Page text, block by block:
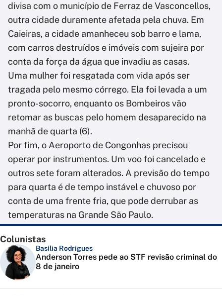
divisa com o município de Ferraz de Vasconcellos,
outra cidade duramente afetada pela chuva. Em
Caieiras, a cidade amanheceu sob barro e lama,
com carros destruídos e imóveis com sujeira por
conta da força da água que invadiu as casas.
Uma mulher foi resgatada com vida após ser
tragada pelo mesmo córrego. Ela foi levada a um
pronto-socorro, enquanto os Bombeiros vão
retomar as buscas pelo homem desaparecido na
manhã de quarta (6).
Por fim, o Aeroporto de Congonhas precisou
operar por instrumentos. Um voo foi cancelado e
outros sete foram alterados. A previsão do tempo
para quarta é de tempo instável e chuvoso por
conta de uma frente fria, que pode derrubar as
temperaturas na Grande São Paulo.
Colunistas
Basília Rodrigues
Anderson Torres pede ao STF revisão criminal do
8 de janeiro